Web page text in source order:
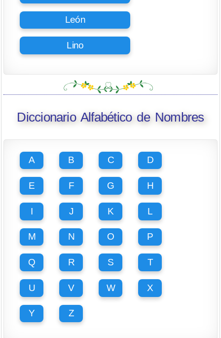
León
Lino
Diccionario Alfabético de Nombres
A B C D
E F G H
I J K L
M N O P
Q R S T
U V W X
Y Z